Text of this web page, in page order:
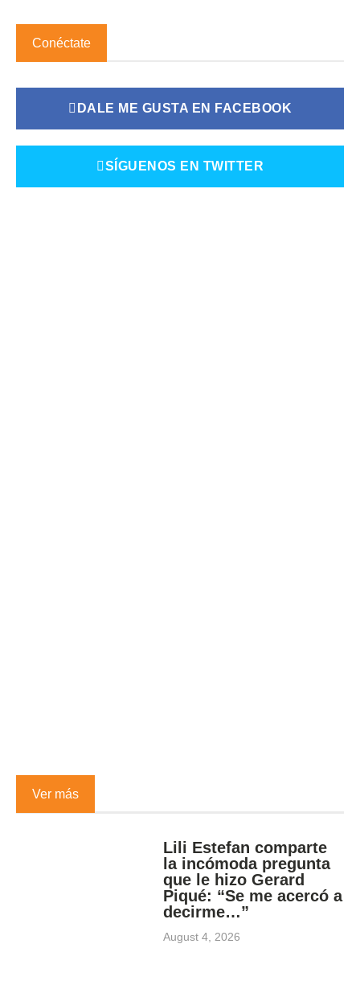
Conéctate
DALE ME GUSTA EN FACEBOOK
SÍGUENOS EN TWITTER
Ver más
Lili Estefan comparte
la incómoda pregunta
que le hizo Gerard
Piqué: “Se me acercó a
decirme…”
August 4, 2026